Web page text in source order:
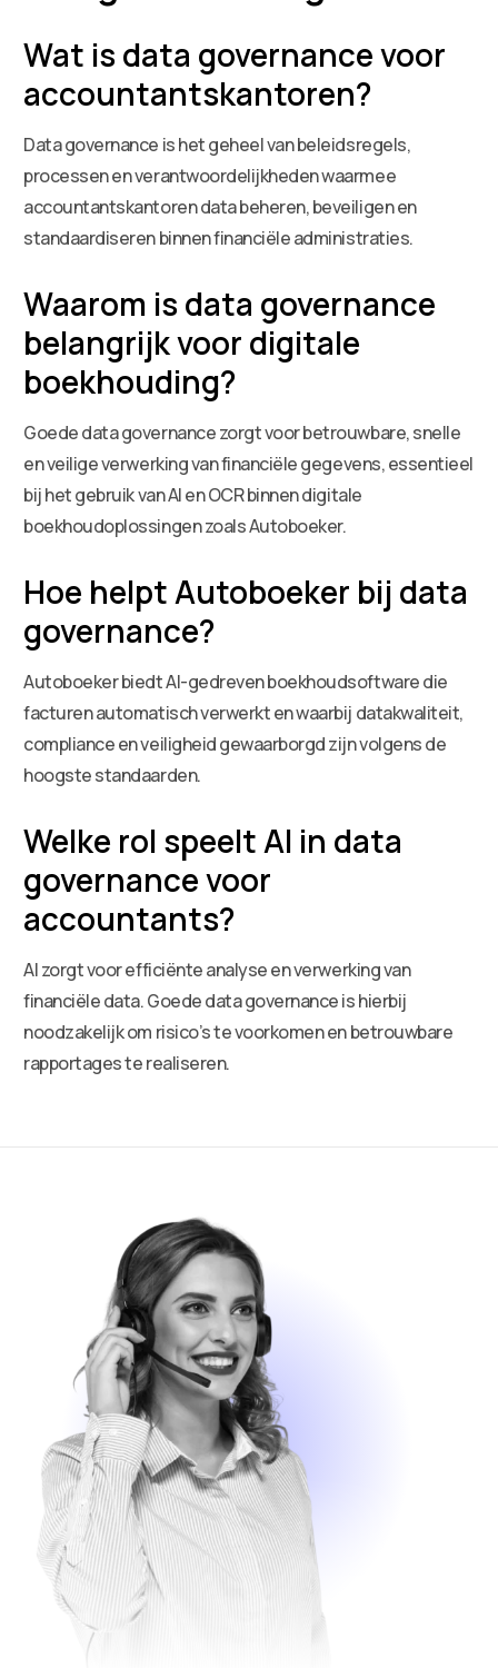
Wat is data governance voor
accountantskantoren?
Data governance is het geheel van beleidsregels,
processen en verantwoordelijkheden waarmee
accountantskantoren data beheren, beveiligen en
standaardiseren binnen financiële administraties.
Waarom is data governance
belangrijk voor digitale
boekhouding?
Goede data governance zorgt voor betrouwbare, snelle
en veilige verwerking van financiële gegevens, essentieel
bij het gebruik van AI en OCR binnen digitale
boekhoudoplossingen zoals Autoboeker.
Hoe helpt Autoboeker bij data
governance?
Autoboeker biedt AI-gedreven boekhoudsoftware die
facturen automatisch verwerkt en waarbij datakwaliteit,
compliance en veiligheid gewaarborgd zijn volgens de
hoogste standaarden.
Welke rol speelt AI in data
governance voor
accountants?
AI zorgt voor efficiënte analyse en verwerking van
financiële data. Goede data governance is hierbij
noodzakelijk om risico’s te voorkomen en betrouwbare
rapportages te realiseren.